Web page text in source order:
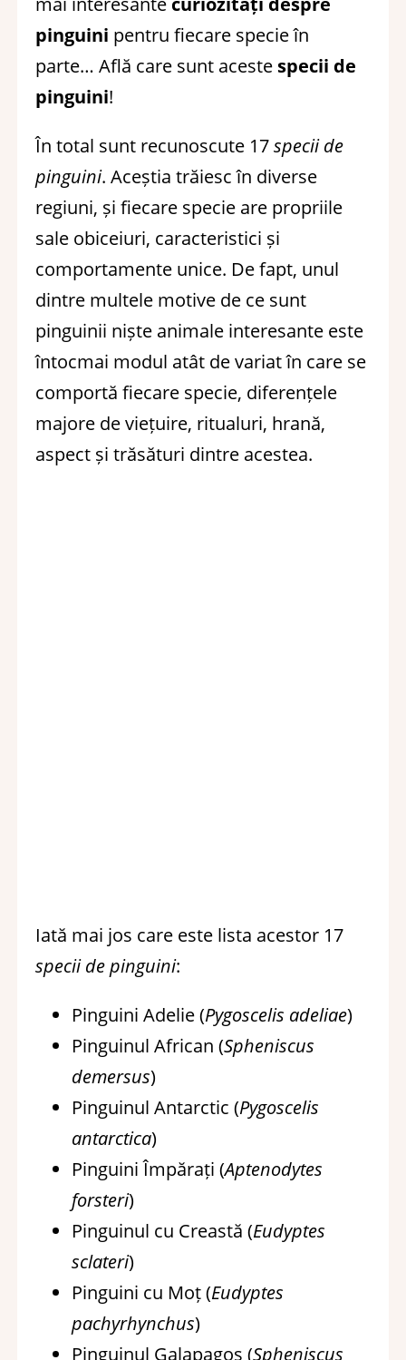
pinguini pentru fiecare specie în
parte… Află care sunt aceste specii de
pinguini!
În total sunt recunoscute 17specii de
pinguini. Aceștia trăiesc în diverse
regiuni, și fiecare specie are propriile
sale obiceiuri, caracteristici și
comportamente unice. De fapt, unul
dintre multele motive de ce sunt
pinguinii niște animale interesante este
întocmai modul atât de variat în care se
comportă fiecare specie, diferențele
majore de viețuire, ritualuri, hrană,
aspect și trăsături dintre acestea.
Iată mai jos care este lista acestor 17
specii de pinguini:
Pinguini Adelie (Pygoscelis adeliae)
Pinguinul African (Spheniscus
demersus)
Pinguinul Antarctic (Pygoscelis
antarctica)
Pinguini Împărați (Aptenodytes
forsteri)
Pinguinul cu Creastă (Eudyptes
sclateri)
Pinguini cu Moț (Eudyptes
pachyrhynchus)
Pinguinul Galapagos (Spheniscus